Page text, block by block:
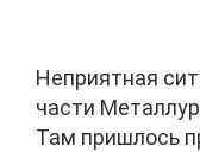
Неприятная
части
Там пришлось